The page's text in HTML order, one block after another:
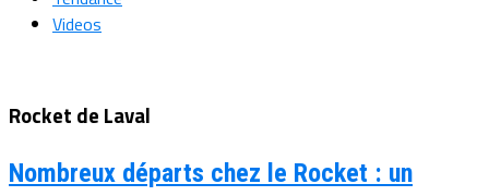
Videos
Rocket de Laval
Nombreux départs chez le Rocket : un